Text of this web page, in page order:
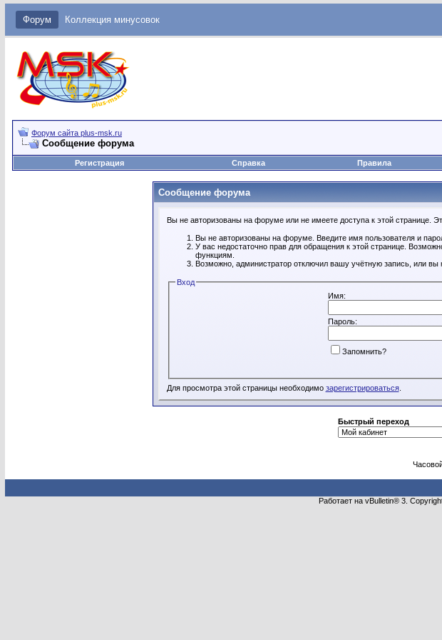
Форум Коллекция минусовок
Форум сайта plus-msk.ru
Сообщение форума
Регистрация
Справка Правила
Сообщение форума
Вы не авторизованы на форуме или не имеете доступа к этой странице.
Вы не авторизованы на форуме. Введите имя пользователя и
У вас недостаточно прав для обращения к этой странице.
функциям.
Возможно, администратор отключил вашу учётную запись, или вы
Вход
Имя:
Пароль:
Запомнить?
Для просмотра этой страницы необходимо зарегистрироваться.
Быстрый переход
Работает на vBulletin® 3.